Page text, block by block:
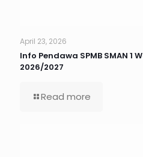
April 23, 2026
Info Pendawa SPMB SMAN 1
2026/2027
Read more